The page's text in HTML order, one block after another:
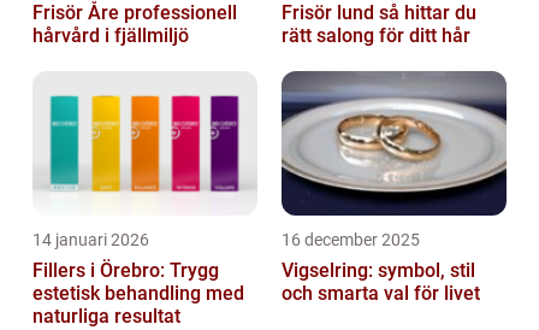
Frisör Åre professionell
hårvård i fjällmiljö
Frisör lund så hittar du
rätt salong för ditt hår
14 januari 2026
Fillers i Örebro: Trygg
estetisk behandling med
naturliga resultat
16 december 2025
Vigselring: symbol, stil
och smarta val för livet